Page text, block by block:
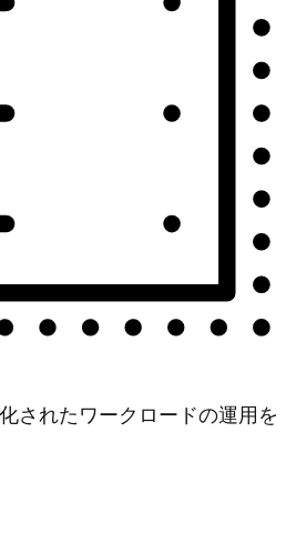
されたワークロードの運用を